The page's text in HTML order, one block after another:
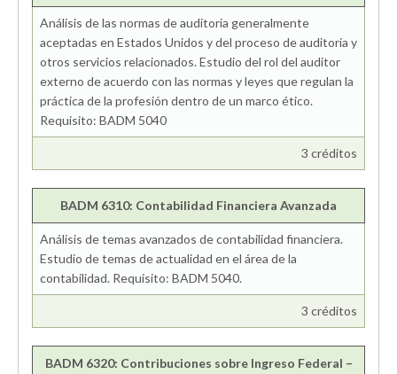
Análisis de las normas de auditoria generalmente
aceptadas en Estados Unidos y del proceso de auditoría y
otros servicios relacionados. Estudio del rol del auditor
externo de acuerdo con las normas y leyes que regulan la
práctica de la profesión dentro de un marco ético.
Requisito: BADM 5040
3 créditos
BADM 6310: Contabilidad Financiera Avanzada
Análisis de temas avanzados de contabilidad financiera.
Estudio de temas de actualidad en el área de la
contabilidad. Requisito: BADM 5040.
3 créditos
BADM 6320: Contribuciones sobre Ingreso Federal –